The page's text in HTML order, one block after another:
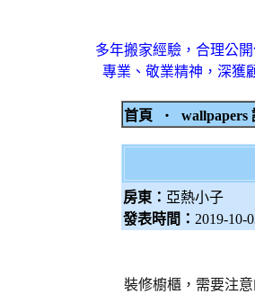
多年搬家經驗，合理公
專業、敬業精神，深獲
首頁 ‧ wallpapers
房東： 亞熱小子
發表時間： 2019-10-
裝修櫥櫃，需要注